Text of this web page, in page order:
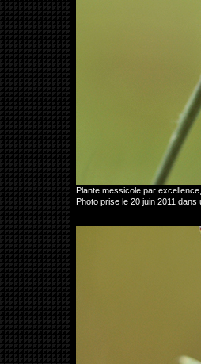
Plante messicole par
Photo prise le 20 juin 2011